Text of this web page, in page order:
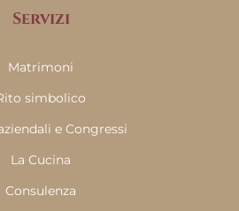
Servizi
Matrimoni
simbolico
e Congressi
La Cucina
Consulenza